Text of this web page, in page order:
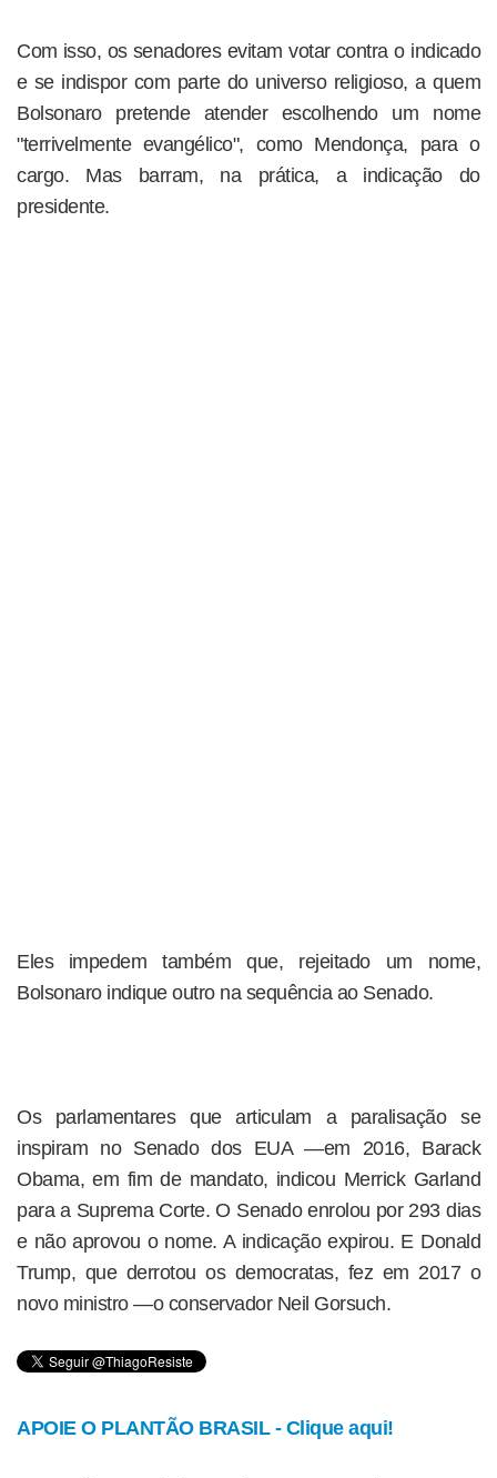
Com isso, os senadores evitam votar contra o indicado
e se indispor com parte do universo religioso, a quem
Bolsonaro pretende atender escolhendo um nome
"terrivelmente evangélico", como Mendonça, para o
cargo. Mas barram, na prática, a indicação do
presidente.
Eles impedem também que, rejeitado um nome,
Bolsonaro indique outro na sequência ao Senado.
Os parlamentares que articulam a paralisação se
inspiram no Senado dos EUA —em 2016, Barack
Obama, em fim de mandato, indicou Merrick Garland
para a Suprema Corte. O Senado enrolou por 293 dias
e não aprovou o nome. A indicação expirou. E Donald
Trump, que derrotou os democratas, fez em 2017 o
novo ministro —o conservador Neil Gorsuch.
APOIE O PLANTÃO BRASIL - Clique aqui!